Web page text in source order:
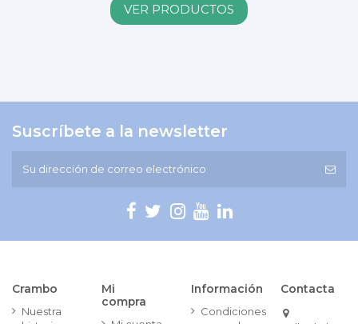
VER PRODUCTOS
Suscríbete a la newsletter
Crambo
Nuestra
Mi
compra
Información
Condiciones
Contacta